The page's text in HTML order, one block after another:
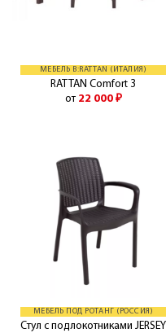
МЕБЕЛЬ B:RATTAN (ИТАЛИЯ)
RATTAN Comfort 3
от 22 000 ₽
МЕБЕЛЬ ПОД РОТАНГ (РОССИЯ)
Стул с подлокотниками JERSEY